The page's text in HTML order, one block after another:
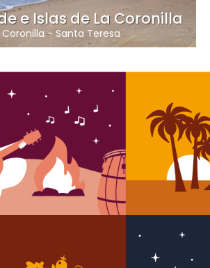
e Islas de La Coronilla
Coronilla -Santa Teresa